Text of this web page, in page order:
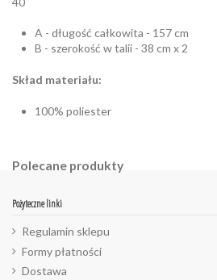
A - długość całkowita - 157 cm
B - szerokość w talii - 38 cm x 2
Skład materiału:
100% poliester
Polecane produkty
Pożyteczne linki
Regulamin sklepu
Formy płatności
Dostawa